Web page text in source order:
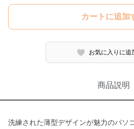
カートに追加
お気に入りに追
商品説明
洗練された薄型デザインが魅力のパソ